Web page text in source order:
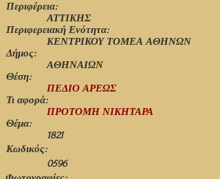
Περιφέρεια:
ΚΕΝΤΡΙΚΟΥ ΤΟΜΕΑ ΑΘΗΝΩΝ
ΑΤΤΙΚΗΣ
Περιφερειακή Ενότητα:
ΑΘΗΝΑΙΩΝ
Δήμος:
Θέση:
ΠΕΔΙΟ ΑΡΕΩΣ
Τι αφορά:
ΠΡΟΤΟΜΗ ΝΙΚΗΤΑΡΑ
Θέμα:
1821
Κωδικός:
0596